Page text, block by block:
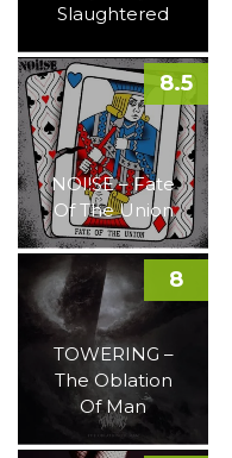
Slaughtered
NOI!SE – Fate
Of The Union
8.5
TOWERING –
The Oblation
Of Man
8